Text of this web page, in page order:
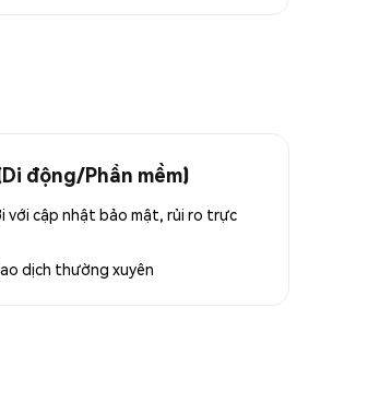
động/Phần mềm)
với cập nhật bảo mật, rủi ro trực
dịch thường xuyên